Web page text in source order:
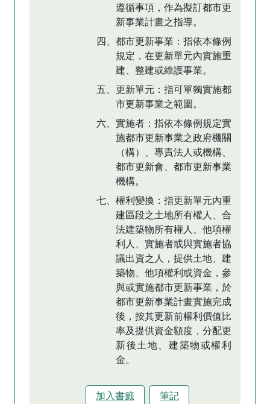
遵循事項，作為擬訂都市更
新事業計畫之指導。
四、都市更新事業：指依本條例
規定，在更新單元內實施重
建、整建或維護事業。
五、更新單元：指可單獨實施都
市更新事業之範圍。
六、實施者：指依本條例規定實
施都市更新事業之政府機關
（構）、專責法人或機構、
都市更新會、都市更新事業
機構。
七、權利變換：指更新單元內重
建區段之土地所有權人、合
法建築物所有權人、他項權
利人、實施者或與實施者協
議出資之人，提供土地、建
築物、他項權利或資金，參
與或實施都市更新事業，於
都市更新事業計畫實施完成
後，按其更新前權利價值比
率及提供資金額度，分配更
新後土地、建築物或權利
金。
加入書籤 筆記